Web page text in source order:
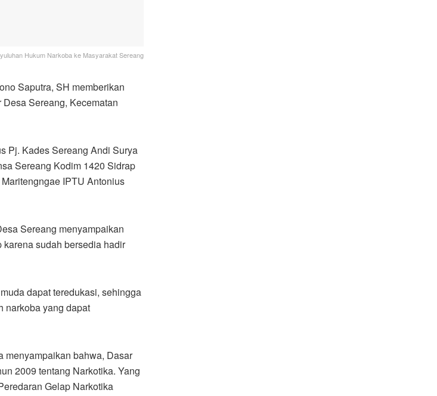
Hukum Narkoba ke Masyarakat Sereang
Saputra, SH memberikan
Sereang, Kecematan
Pj. Kades Sereang Andi Surya
Sereang Kodim 1420 Sidrap
IPTU Antonius
Sereang menyampaikan
sudah bersedia hadir
dapat teredukasi, sehingga
narkoba yang dapat
menyampaikan bahwa, Dasar
2009 tentang Narkotika. Yang
Gelap Narkotika